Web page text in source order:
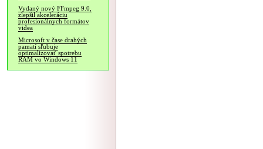
Vydaný nový FFmpeg 9.0,
zlepšil akceleráciu
profesionálnych formátov
videa
Microsoft v čase drahých
pamätí sľubuje
optimalizovať spotrebu
RAM vo Windows 11